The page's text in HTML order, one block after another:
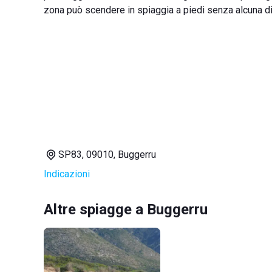
zona può scendere in spiaggia a piedi senza alcuna
SP83, 09010, Buggerru
Indicazioni
Altre spiagge a Buggerru